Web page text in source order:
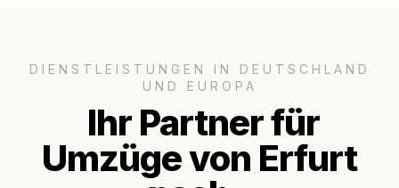
DIENSTLEISTUNGEN IN DEUTSCHLAND
UND EUROPA
Ihr Partner für
Umzüge von Erfurt